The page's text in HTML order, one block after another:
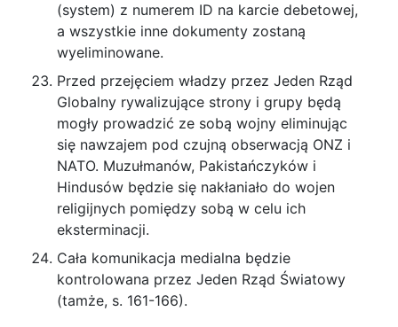
(system) z numerem ID na karcie debetowej,
a wszystkie inne dokumenty zostaną
wyeliminowane.
Przed przejęciem władzy przez Jeden Rząd
Globalny rywalizujące strony i grupy będą
mogły prowadzić ze sobą wojny eliminując
się nawzajem pod czujną obserwacją ONZ i
NATO. Muzułmanów, Pakistańczyków i
Hindusów będzie się nakłaniało do wojen
religijnych pomiędzy sobą w celu ich
eksterminacji.
Cała komunikacja medialna będzie
kontrolowana przez Jeden Rząd Światowy
(tamże, s. 161-166).